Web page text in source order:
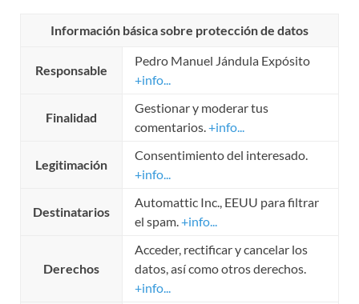
Información básica sobre protección de datos
Responsable
Pedro Manuel Jándula Expósito
+info...
Finalidad
Gestionar y moderar tus
comentarios.+info...
Legitimación
Consentimiento del interesado.
+info...
Destinatarios
Automattic Inc., EEUU para filtrar
el spam.+info...
Derechos
Acceder, rectificar y cancelar los
datos, así como otros derechos.
+info...